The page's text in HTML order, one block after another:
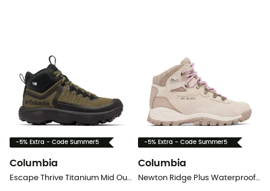
-5% Extra - Code Summer5
Columbia
Escape Thrive Titanium Mid Outdry - Wandelschoenen - Heren
-5% Extra - Code Summer5
Columbia
Newton Ridge Plus Waterproof Amped - Wandelschoenen - Dames